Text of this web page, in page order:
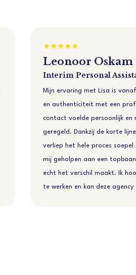
Leonoor Oskam
Interim Personal
Mijn ervaring met Lisa is
en authenticiteit met een
contact voelde persoonlijk en
geregeld. Dankzij de korte
verliep het hele proces
mij geholpen aan een
echt het verschil maakt. Ik
te werken en kan deze